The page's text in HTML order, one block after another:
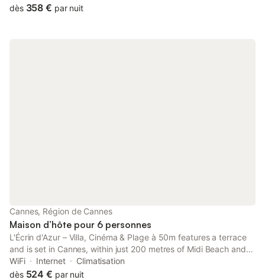
d'une terrasse avec petit salon de jardin offrant une vue sur la
dès 358 € par nuit
Cannes, Région de Cannes
Maison d’hôte pour 6 personnes
L'Écrin d'Azur – Villa, Cinéma & Plage à 50m features a terrace
and is set in Cannes, within just 200 metres of Midi Beach and
1.7 km of Palais des Festivals de Cannes. Guests staying at this
guest house have access to a balcony.
WiFi Internet
Climatisation
dès 524 € par nuit